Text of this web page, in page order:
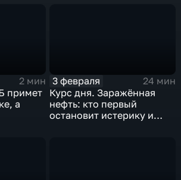
2 мин
примет
а
3 февраля
24 мин
Курс дня. Заражённая
нефть: кто первый
остановит истерику и